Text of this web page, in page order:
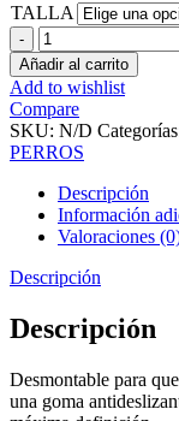
TALLA
FuzzYard
Bowl
SuShiba
cantidad
Añadir al carrito
Add to wishlist
Compare
SKU: N/D
PERROS
Descripción
Información
Valoraciones
Descripción
Descripción
Desmontable para
una goma